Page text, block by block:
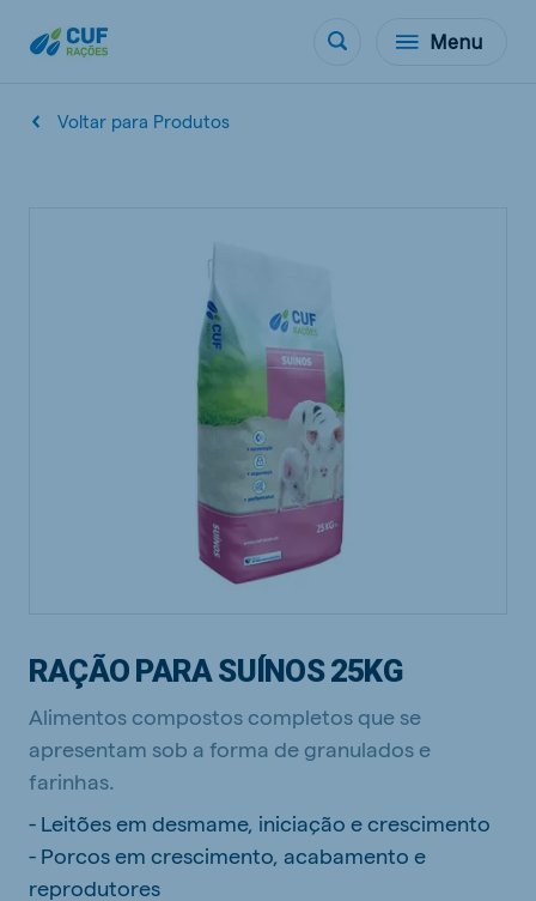
Menu
Voltar para Produtos
RAÇÃO PARA SUÍNOS 25KG
Alimentos compostos completos que se
apresentam sob a forma de granulados e
farinhas.
- Leitões em desmame, iniciação e crescimento
- Porcos em crescimento, acabamento e
reprodutores